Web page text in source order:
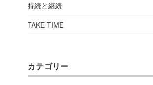
持続と継続
TAKE TIME
カテゴリー